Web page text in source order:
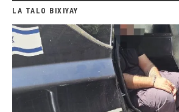
LA TALO BIXIYAY